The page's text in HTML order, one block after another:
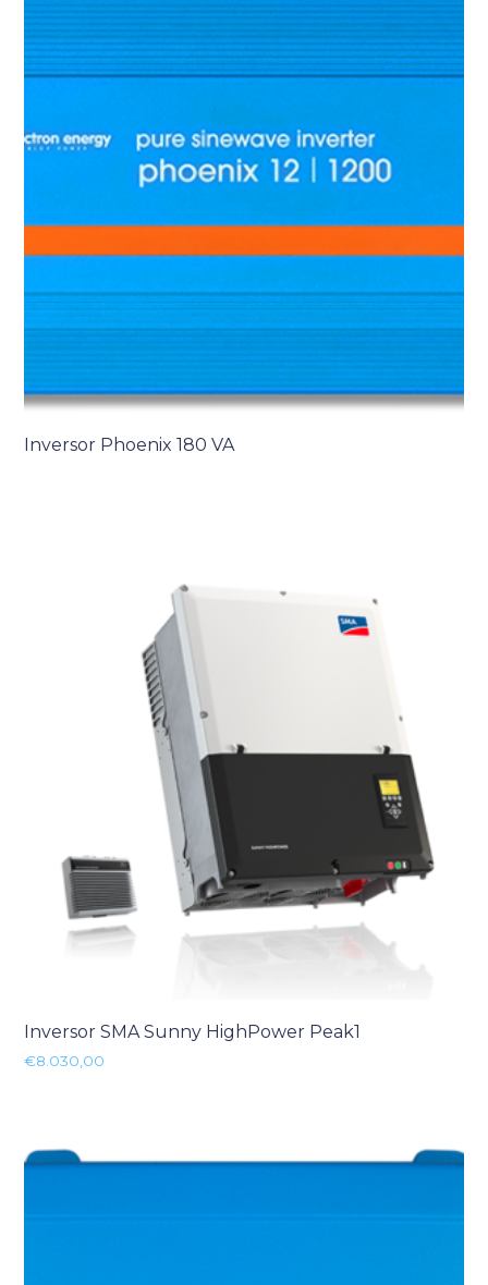
Inversor Phoenix 180 VA
Inversor SMA Sunny HighPower Peak1
€8.030,00